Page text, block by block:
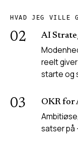
HVAD JEG VILLE
02 AI
reelt
starte og
03 OKR for
satser på